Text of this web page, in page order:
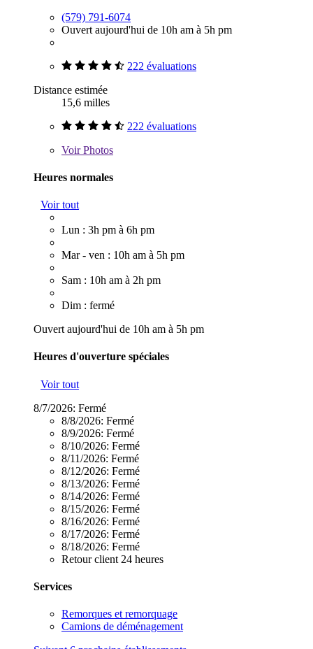
(579) 791-6074
Ouvert aujourd'hui de 10h am à 5h pm
222 évaluations
Distance estimée
15,6 milles
222 évaluations
VoirPhotos
Heures normales
Voir tout
Lun : 3h pm à 6h pm
Mar - ven : 10h am à 5h pm
Sam : 10h am à 2h pm
Dim : fermé
Ouvert aujourd'hui de 10h am à 5h pm
Heures d'ouverture spéciales
Voir tout
8/7/2026: Fermé
8/8/2026: Fermé
8/9/2026: Fermé
8/10/2026: Fermé
8/11/2026: Fermé
8/12/2026: Fermé
8/13/2026: Fermé
8/14/2026: Fermé
8/15/2026: Fermé
8/16/2026: Fermé
8/17/2026: Fermé
8/18/2026: Fermé
Retour client 24 heures
Services
Remorques et remorquage
Camions de déménagement